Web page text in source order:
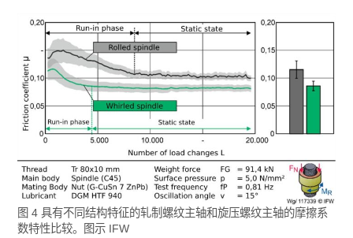
图 4 具有不同结构特征的轧制螺纹主轴和旋压螺纹主轴的摩擦系
数特性比较。图示 IFW